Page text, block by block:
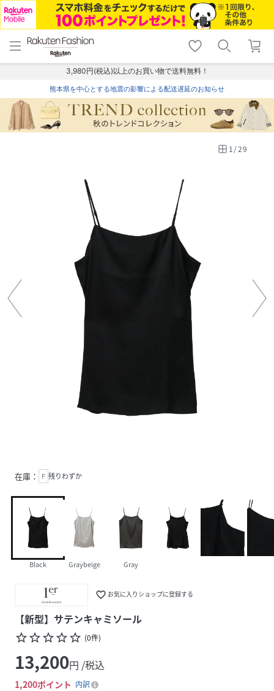
menu home
トップ
shopping_cart lock_outline
ログイン
3,980円(税込)以上のお買い物で送料無料！
熊本県を中心とする地震の影響による配送遅延のお知らせ
1/29
在庫： F 残りわずか
Black Graybeige Gray
favorite_border お気に入りショップに登録する
【新型】サテンキャミソール
star_borderstar_borderstar_borderstar_borderstar_border (0件)
13,200円 /税込
1,200ポイント 内訳